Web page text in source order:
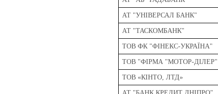
АТ "УНІВЕРСАЛ БАНК"
АТ "ТАСКОМБАНК"
ТОВ ФК "ФІНЕКС-УКРАЇНА"
ТОВ "ФІРМА "МОТОР-ДІЛЕР"
ТОВ «КІНТО, ЛТД»